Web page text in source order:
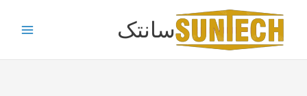
سانتک